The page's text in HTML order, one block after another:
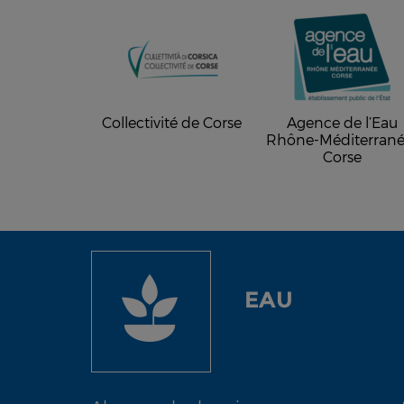
Collectivité de Corse
Agence de l’Eau
Rhône-
Corse
EAU